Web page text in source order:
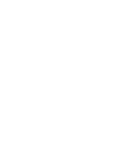
Евгений Юрьевич